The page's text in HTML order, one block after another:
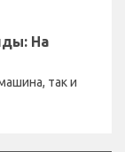
На
так и